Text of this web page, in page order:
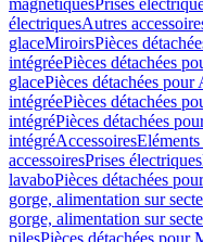
magnétiquesPrises
électriquesAutres
glaceMiroirsPièces
intégréePièces détachées
glacePièces détachées pour
intégréePièces détachées
intégréPièces détachées
intégréAccessoires
accessoiresPrises électriques
lavaboPièces détachées
gorge, alimentation sur
gorge, alimentation sur
pilesPièces détachées pour